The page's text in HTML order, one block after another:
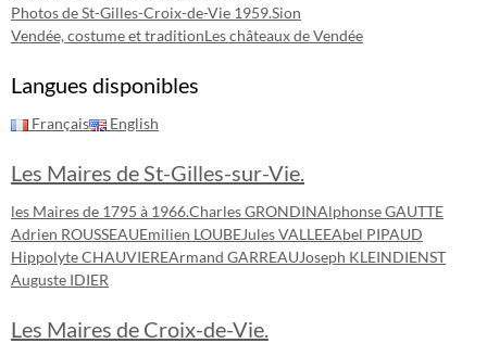
Photos de St-Gilles-Croix-de-Vie 1959.Sion
Vendée, costume et traditionLes châteaux de Vendée
Langues disponibles
Français English
Les Maires de St-Gilles-sur-Vie.
les Maires de 1795 à 1966.Charles GRONDINAlphonse GAUTTE
Adrien ROUSSEAUEmilien LOUBEJules VALLEEAbel PIPAUD
Hippolyte CHAUVIEREArmand GARREAUJoseph KLEINDIENST
Auguste IDIER
Les Maires de Croix-de-Vie.